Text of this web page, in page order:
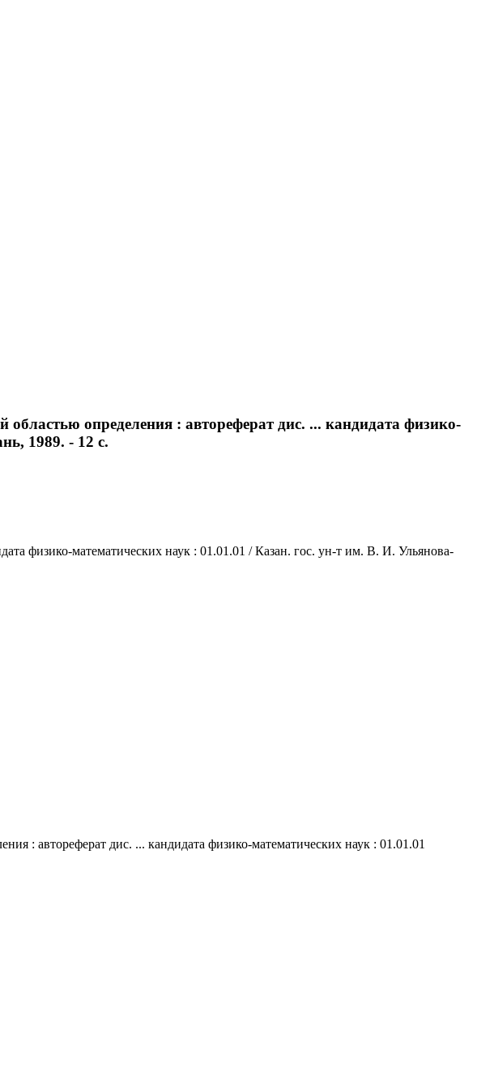
определения : автореферат дис. ... кандидата физико-
1989. - 12 с.
физико-математических наук : 01.01.01 / Казан. гос. ун-т им. В. И. Ульянова-
: автореферат дис. ... кандидата физико-математических наук : 01.01.01